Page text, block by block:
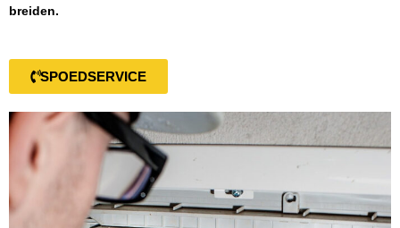
breiden.
SPOEDSERVICE